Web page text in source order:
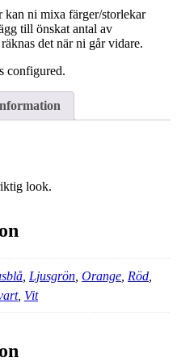
ni mixa färger/storlekar
till önskat antal av
det när ni går vidare.
configured.
look.
Ljusgrön Orange Röd
, Vit